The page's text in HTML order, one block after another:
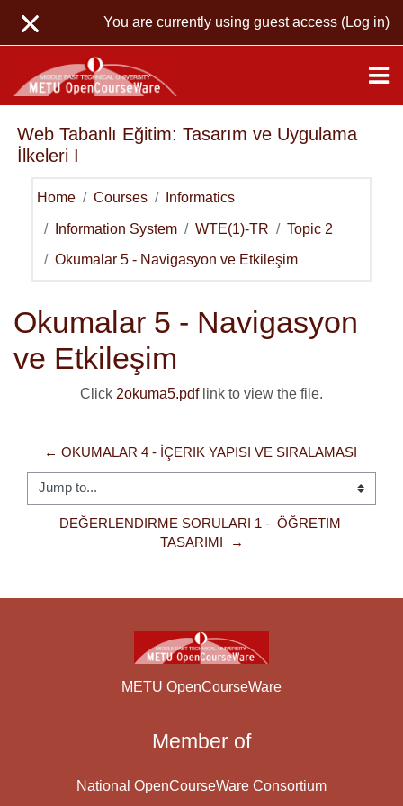
You are currently using guest access (Log in)
Web Tabanlı Eğitim: Tasarım ve Uygulama
İlkeleri I
Home Courses Informatics
Information System WTE(1)-TR Topic 2
Okumalar 5 - Navigasyon ve Etkileşim
Okumalar 5 - Navigasyon
ve Etkileşim
Click 2okuma5.pdflink to view the file.
Jump to...
DEĞERLENDIRME SORULARI 1 -  ÖĞRETIM
TASARIMI  →
METU OpenCourseWare
Member of
National OpenCourseWare Consortium